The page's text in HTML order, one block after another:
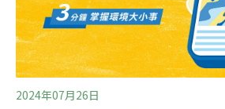
2024年07月26日